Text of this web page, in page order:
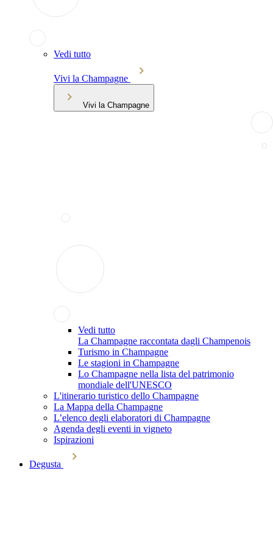
Vedi tutto
Vivi la Champagne
Vivi la Champagne
Vedi tutto
La Champagne raccontata dagli Champenois
Turismo in Champagne
Le stagioni in Champagne
Lo Champagne nella lista del patrimonio
mondiale dell'UNESCO
L'itinerario turistico dello Champagne
La Mappa della Champagne
L’elenco degli elaboratori di Champagne
Agenda degli eventi in vigneto
Ispirazioni
Degusta